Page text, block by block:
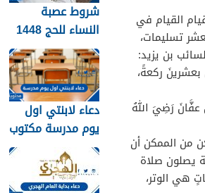
القيام في
تسليمات،
بن يزيد:
بعشرينَ ركعةً،
عفَّانَ رَضِيَ اللهُ
من الممكن أن
يصلون صلاة
هي الوتر،
شروط عصبة
النساء للحج 1448
دعاء لابنتي اول
يوم مدرسة مكتوب
وبالصور 2026